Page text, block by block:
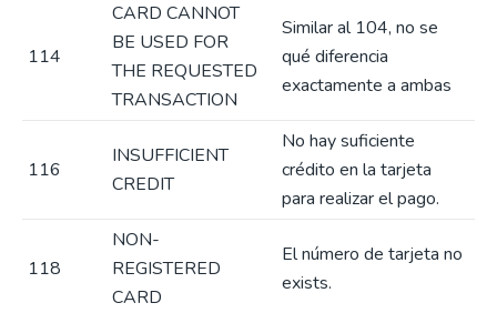
114
CARD CANNOT
BE USED FOR
THE REQUESTED
TRANSACTION
Similar al 104, no se
qué diferencia
exactamente a ambas
116
INSUFFICIENT
CREDIT
No hay suficiente
crédito en la tarjeta
para realizar el pago.
118
NON-
REGISTERED
CARD
El número de tarjeta no
exists.